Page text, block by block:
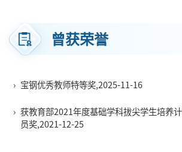
曾获荣誉
› 宝钢优秀教师特等奖,2025-11-16
› 获教育部2021年度基础学科拔尖学生培养
员奖,2021-12-25